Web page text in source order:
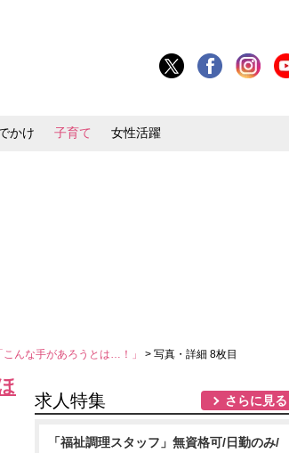
かけ 子育て 女性活躍
こんな手があろうとは…！」 > 写真・詳細 8枚目
求人特集 さらに見る
「福祉調理スタッフ」無資格可/日勤のみ/